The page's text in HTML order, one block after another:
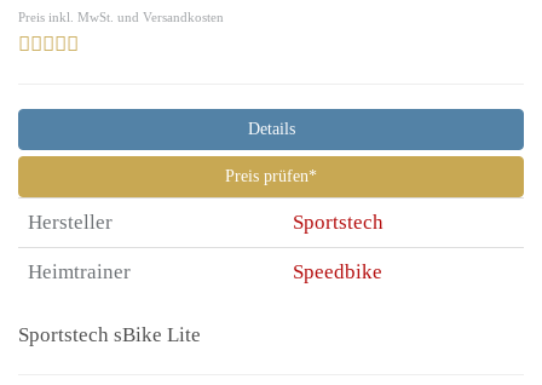
Preis inkl. MwSt. und Versandkosten
Details
Preis prüfen*
Hersteller Sportstech
Heimtrainer Speedbike
Sportstech sBike Lite